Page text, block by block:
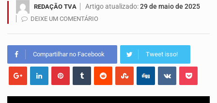
REDAÇÃO TVA Artigo atualizado:29 de maio de 2025
DEIXE UM COMENTÁRIO
Compartilhar no Facebook Tweet isso!